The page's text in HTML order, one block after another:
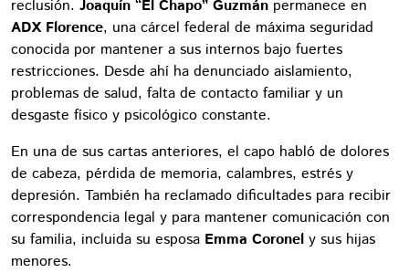
reclusión. Joaquín “El Chapo” Guzmán permanece en
ADX Florence, una cárcel federal de máxima seguridad
conocida por mantener a sus internos bajo fuertes
restricciones. Desde ahí ha denunciado aislamiento,
problemas de salud, falta de contacto familiar y un
desgaste físico y psicológico constante.
En una de sus cartas anteriores, el capo habló de dolores
de cabeza, pérdida de memoria, calambres, estrés y
depresión. También ha reclamado dificultades para recibir
correspondencia legal y para mantener comunicación con
su familia, incluida su esposa Emma Coronel y sus hijas
menores.